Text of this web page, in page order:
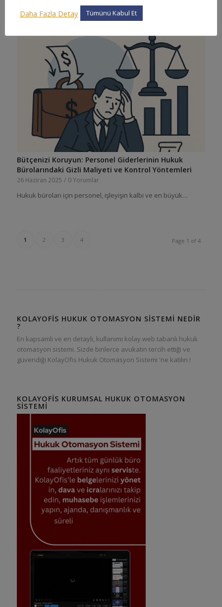
Bütçenizi Koruyun: Personel Giderlerinin Hukuk
Bürolarındaki Gizli Maliyeti ve Kontrol Yöntemleri
26 Haziran 2025 / 0 Yorumlar
Hukuk büroları için personel, işleyişin kalbi ve en büyük…
Page 1 of 4
1 2 3 4
KOLAYOFIS HUKUK OTOMASYON SISTEMI NEDIR
?
En kapsamlı ve en detaylı, kullanımı kolay web tabanlı hukuk
otomasyon sistemi. Sizde binlerce avukatın tercih ettiği ve
güvendiği KolayOfis Hukuk Otomasyon Sistemi 'ne katılın !
KOLAYOFIS KURUMSAL HUKUK OTOMASYON
SISTEMI
Daha Fazla Detay
Tümünü Kabul Et